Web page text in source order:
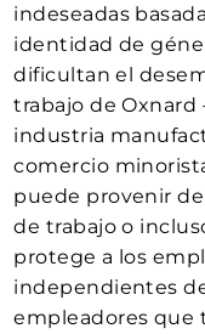
indeseadas
identidad de
dificultan el
trabajo de
industria
comercio
puede provenir
de trabajo o
protege a los
independientes
empleadores que